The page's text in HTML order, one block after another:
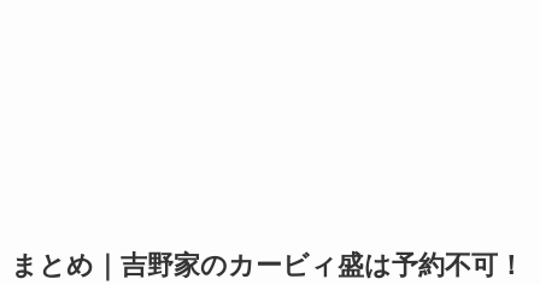
まとめ｜吉野家のカービィ盛は予約不可！